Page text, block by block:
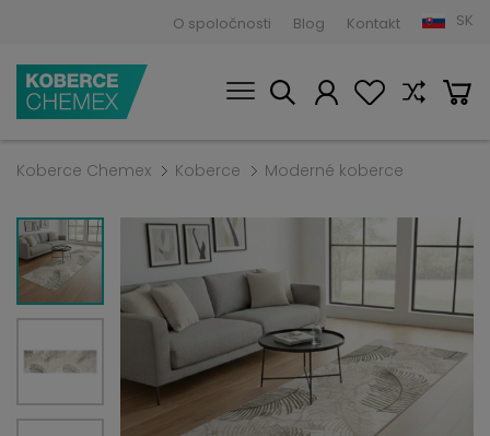
O spoločnosti Blog Kontakt SK
Koberce Chemex Koberce Moderné koberce